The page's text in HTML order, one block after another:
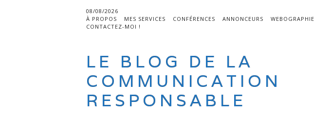
08/08/2026
À PROPOS
MES SERVICES CONFÉRENCES ANNONCEURS
WEBOGRAPHIE
CONTACTEZ-MOI !
LE BLOG DE LA
COMMUNICATION
RESPONSABLE